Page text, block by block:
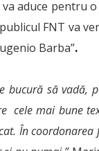
aduce pentru
FNT va
Barba”.
bucură să vadă,
cele mai bune
În